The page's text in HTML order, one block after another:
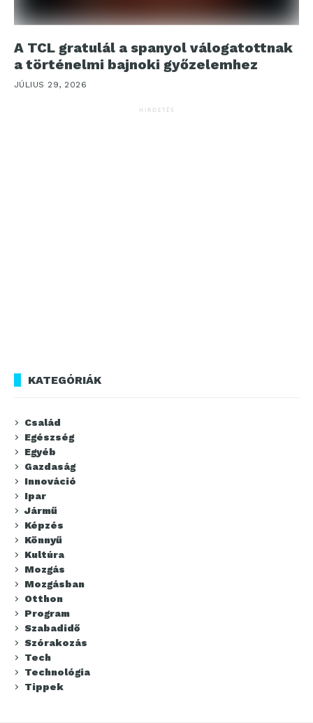
A TCL gratulál a spanyol válogatottnak
a történelmi bajnoki győzelemhez
JÚLIUS 29, 2026
HIRDETÉS
KATEGÓRIÁK
Család
Egészség
Egyéb
Gazdaság
Innováció
Ipar
Jármű
Képzés
Könnyű
Kultúra
Mozgás
Mozgásban
Otthon
Program
Szabadidő
Szórakozás
Tech
Technológia
Tippek